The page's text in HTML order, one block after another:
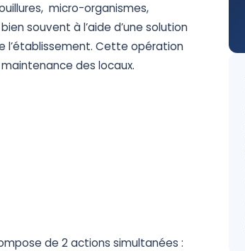
micro-organismes,
souvent à l’aide d’une solution
l’établissement. Cette opération
des locaux.
de 2 actions simultanées :